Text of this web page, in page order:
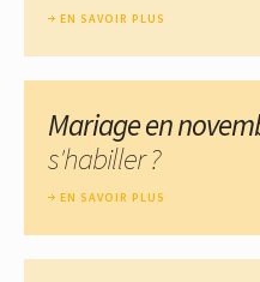
EN SAVOIR PLUS
Mariage en
s'habiller ?
EN SAVOIR PLUS